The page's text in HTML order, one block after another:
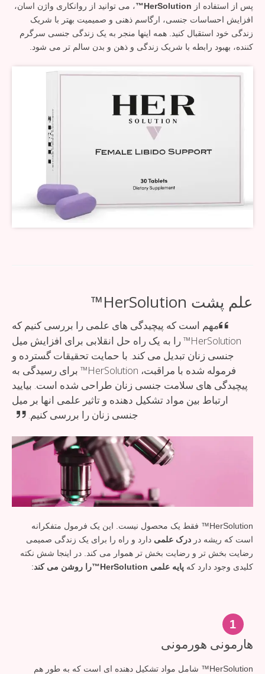
پس از استفاده از HerSolution™
، می توانید از روانکاری واژن اسان،
افزایش احساسات جنسی، ارگاسم ذهنی و صمیمیت بهتر با شریک
زندگی خود استقبال کنید. همه اینها منجر به یک زندگی جنسی سرگرم
کننده، بهبود رابطه با شریک زندگی و ذهن و بدن سالم تر می شود.
علم پشت HerSolution™
مهم است که پیچیدگی های علمی را بررسی کنیم که
HerSolution™ را به یک راه حل انقلابی برای افزایش میل
جنسی زنان تبدیل می کند. با حمایت تحقیقات گسترده و
فرموله شده با مراقبت، HerSolution™ برای رسیدگی به
پیچیدگی های سلامت جنسی زنان طراحی شده است. بیایید
ارتباط بین مواد تشکیل دهنده و تاثیر علمی انها بر میل
جنسی زنان را بررسی کنیم.
HerSolution™ فقط یک محصول نیست. این یک فرمول متفکرانه
است که ریشه در درک علمی دارد و راه را برای یک زندگی صمیمی
رضایت بخش تر و رضایت بخش تر هموار می کند. در اینجا شش نکته
کلیدی وجود دارد که پایه علمی HerSolution™را روشن می کند :
1
هارمونی هورمونی
HerSolution™ شامل مواد تشکیل دهنده ای است که به طور هم